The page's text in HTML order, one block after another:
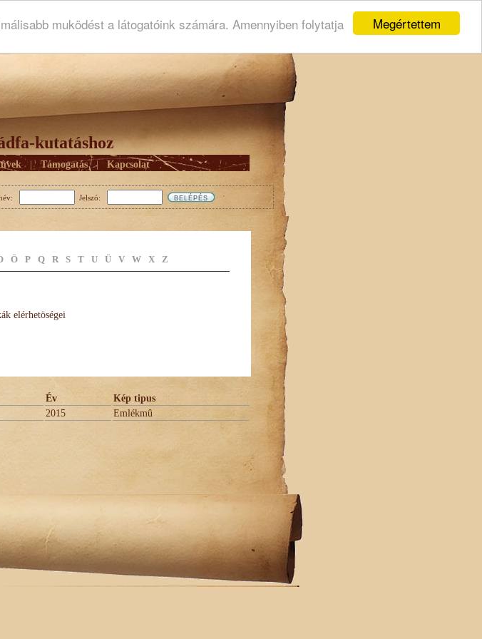
Megértettem
muködést a látogatóink számára. Amennyiben folytatja
kutatáshoz
| Támogatás | Kapcsolat
Jelszó:
Ö P Q R S T U Ü V W X Z
elérhetöségei
Év
Kép tipus
2015 Emlékmû